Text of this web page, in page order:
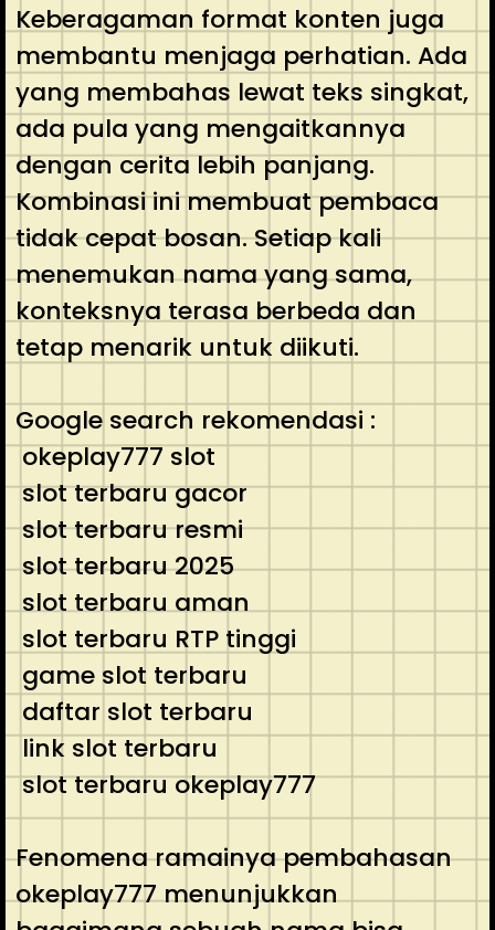
Keberagaman format konten juga
membantu menjaga perhatian. Ada
yang membahas lewat teks singkat,
ada pula yang mengaitkannya
dengan cerita lebih panjang.
Kombinasi ini membuat pembaca
tidak cepat bosan. Setiap kali
menemukan nama yang sama,
konteksnya terasa berbeda dan
tetap menarik untuk diikuti.
Google search rekomendasi :
okeplay777 slot
slot terbaru gacor
slot terbaru resmi
slot terbaru 2025
slot terbaru aman
slot terbaru RTP tinggi
game slot terbaru
daftar slot terbaru
link slot terbaru
slot terbaru okeplay777
Fenomena ramainya pembahasan
okeplay777 menunjukkan